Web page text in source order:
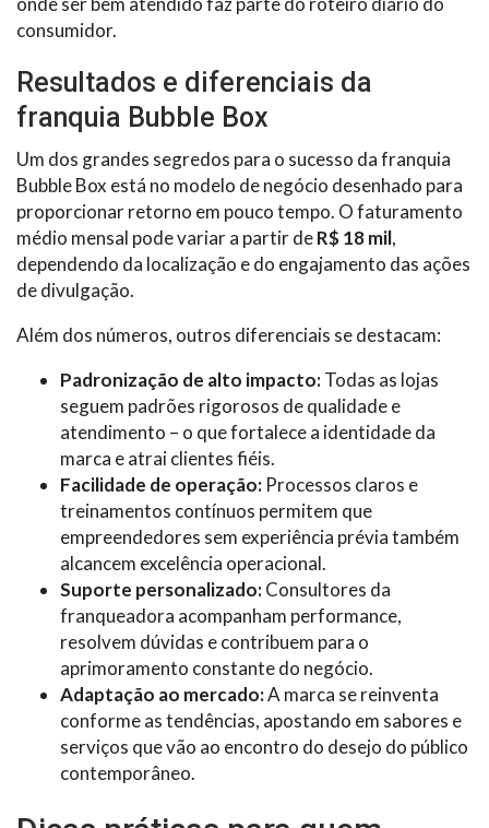
consumidor.
Resultados e diferenciais da
franquia Bubble Box
Um dos grandes segredos para o sucesso da franquia
Bubble Box está no modelo de negócio desenhado para
proporcionar retorno em pouco tempo. O faturamento
médio mensal pode variar a partir deR$ 18 mil,
dependendo da localização e do engajamento das ações
de divulgação.
Além dos números, outros diferenciais se destacam:
Padronização de alto impacto:Todas as lojas
seguem padrões rigorosos de qualidade e
atendimento – o que fortalece a identidade da
marca e atrai clientes fiéis.
Facilidade de operação: Processos claros e
treinamentos contínuos permitem que
empreendedores sem experiência prévia também
alcancem excelência operacional.
Suporte personalizado:Consultores da
franqueadora acompanham performance,
resolvem dúvidas e contribuem para o
aprimoramento constante do negócio.
Adaptação ao mercado:A marca se reinventa
conforme as tendências, apostando em sabores e
serviços que vão ao encontro do desejo do público
contemporâneo.